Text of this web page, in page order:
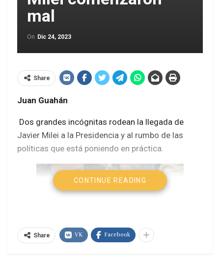
mal
On Dic 24, 2023
Share
Juan Guahán
Dos grandes incógnitas rodean la llegada de
Javier Milei a la Presidencia y al rumbo de las
políticas que está poniendo en práctica.
CONTINUE READING
Share VK Facebook